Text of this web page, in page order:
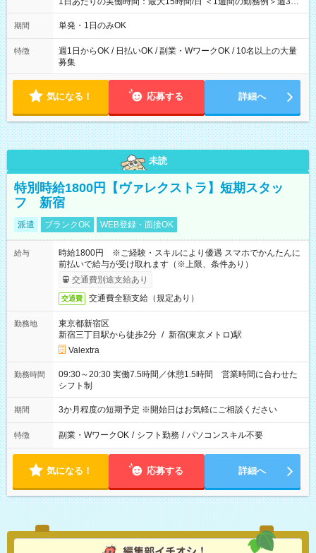
勤務 勤務：月・水・金 休み：火・木・土・日 好きな時にお仕事
可能です！ ※1日あたりの最大実働時間は日勤、夜勤共に勤務し
期間 単発・1日のみOK
特徴
週1日からOK / 日払いOK / 副業・WワークOK / 10名以上の大量
募集
気になる！ 応募する 詳細へ
未読
特別時給1800円【ヴァレクストラ】短期スタッ
フ 新宿
派遣 ブランクOK WEB登録・面接OK
給与
時給1800円 ※ご経験・スキルにより優遇 スマホでかんたんに
前払いで給与が受け取れます（※上限、条件あり）
交通費別途支給あり
交通費 交通費全額支給（規定あり）
勤務地
東京都新宿区
新宿三丁目駅から徒歩2分 / 新宿(東京メトロ)駅
Valextra
勤務時間
09:30～20:30 実働7.5時間／休憩1.5時間 営業時間に合わせた
シフト制
期間 3か月程度の短期予定 ※開始日はお気軽にご相談ください
特徴 副業・WワークOK / シフト勤務 / パソコンスキル不要
気になる！ 応募する 詳細へ